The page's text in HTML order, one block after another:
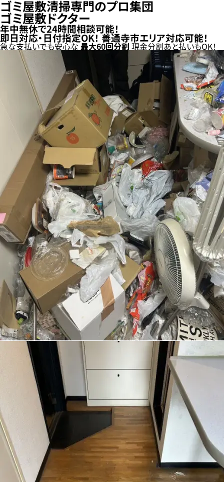
ゴミ屋敷清掃専門のプロ集団
ゴミ屋敷ドクター
年中無休で24時間相談可能！
即日対応・日付指定OK！ 善通寺市エリア対応可能！
急な支払いでも安心な最大60回分割 現金分割あと払いもOK！